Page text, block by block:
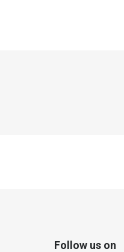
Follow us on